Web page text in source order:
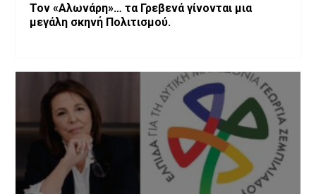
Τον «Αλωνάρη»… τα Γρεβενά γίνονται μια
μεγάλη σκηνή Πολιτισμού.